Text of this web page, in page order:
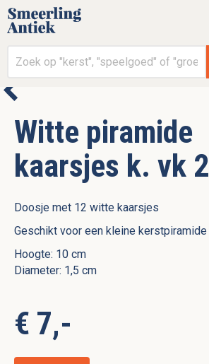
Witte piramide
kaarsjes k. vk 2
Doosje met 12 witte kaarsjes
Geschikt voor een kleine kerstpiramide
Hoogte: 10 cm
Diameter: 1,5 cm
€ 7,-